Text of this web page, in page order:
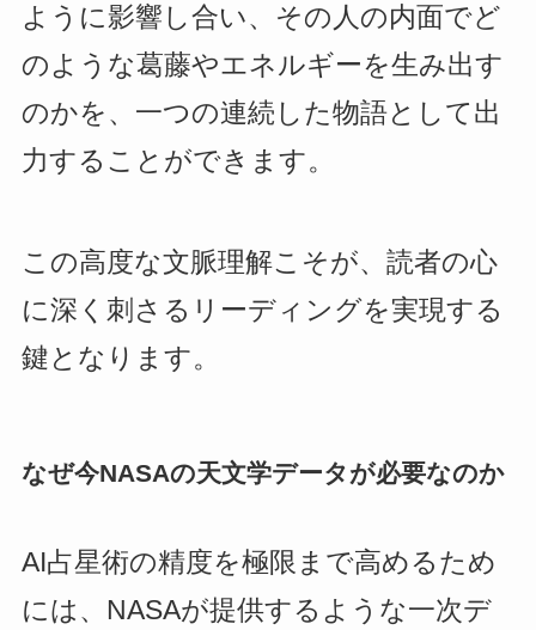
ように影響し合い、その人の内面でど
のような葛藤やエネルギーを生み出す
のかを、一つの連続した物語として出
力することができます。
この高度な文脈理解こそが、読者の心
に深く刺さるリーディングを実現する
鍵となります。
なぜ今NASAの天文学データが必要なのか
AI占星術の精度を極限まで高めるため
には、NASAが提供するような一次デ